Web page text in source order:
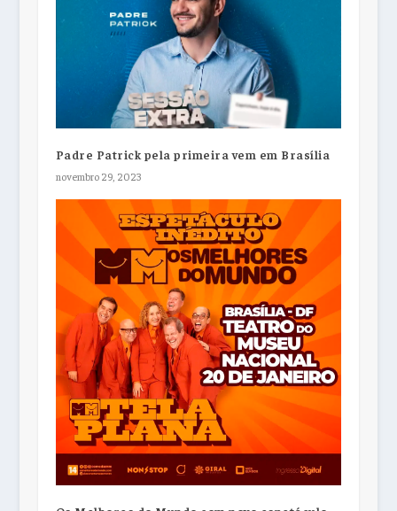
Padre Patrick pela primeira vem em Brasília
novembro 29, 2023